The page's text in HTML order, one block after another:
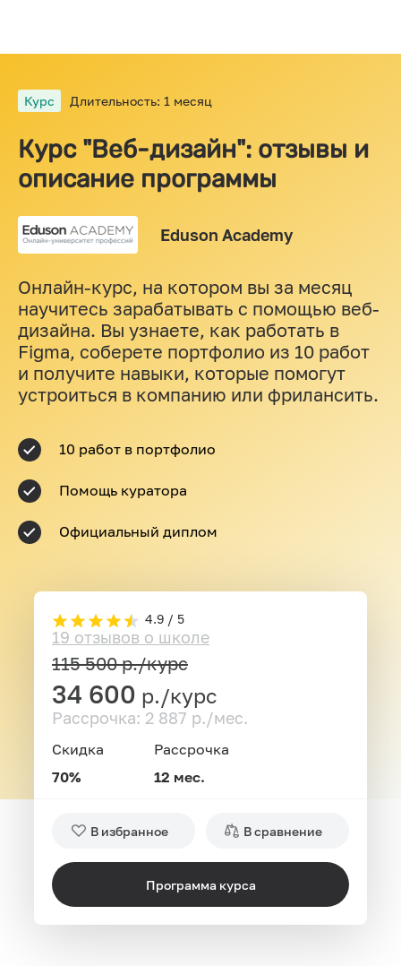
Курс Длительность: 1 месяц
Курс "Веб-дизайн": отзывы и
описание программы
Eduson Academy
Онлайн-курс, на котором вы за месяц
научитесь зарабатывать с помощью веб-
дизайна. Вы узнаете, как работать в
Figma, соберете портфолио из 10 работ
и получите навыки, которые помогут
устроиться в компанию или фрилансить.
10 работ в портфолио
Помощь куратора
Официальный диплом
4.9 / 5
19 отзывов о школе
115 500р./курс
34 600 р./курс
Рассрочка: 2 887 р./мес.
Скидка
70%
Рассрочка
12 мес.
В избранное В сравнение
Программа курса